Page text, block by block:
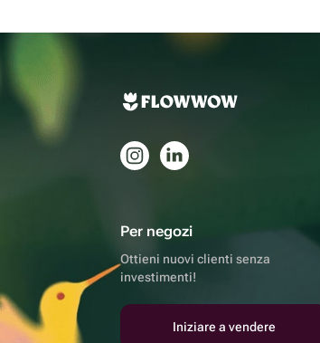
Per negozi
Ottieni nuovi clienti senza
investimenti!
Iniziare a vendere